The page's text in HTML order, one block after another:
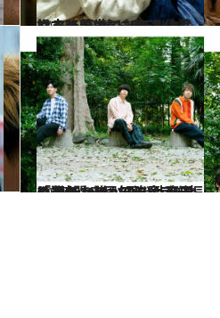
2023.5.9
ハマり続けて20年以上！ 松本隆の“韓ドラ”進化論 いま、夢中になれる作品はこれ！
カルチャー
2023.6.17
「誰も、誰かの代わりにはなれない」 再び歩み始めたsumikaの決意 雨天の4時間10周年ライブを振り返る
カルチャー